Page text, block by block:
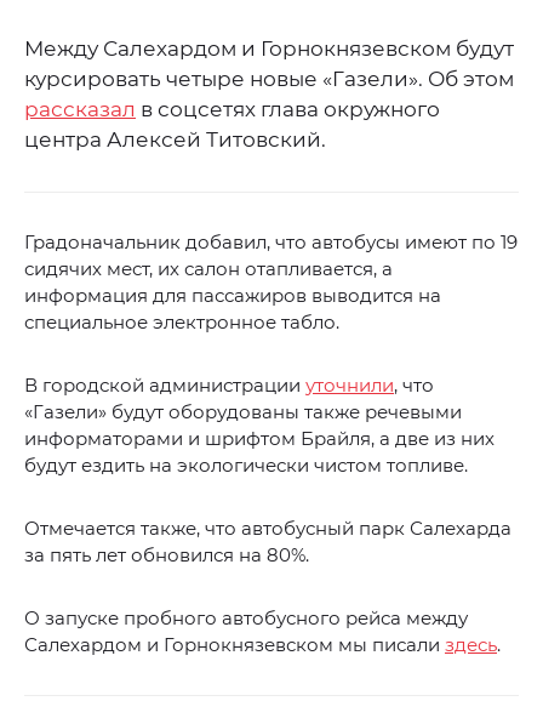
Между Салехардом и Горнокнязевском будут
курсировать четыре новые «Газели». Об этом
рассказал в соцсетях глава окружного
центра Алексей Титовский.
Градоначальник добавил, что автобусы имеют по 19
сидячих мест, их салон отапливается, а
информация для пассажиров выводится на
специальное электронное табло.
В городской администрации уточнили, что
«Газели» будут оборудованы также речевыми
информаторами и шрифтом Брайля, а две из них
будут ездить на экологически чистом топливе.
Отмечается также, что автобусный парк Салехарда
за пять лет обновился на 80%.
О запуске пробного автобусного рейса между
Салехардом и Горнокнязевском мы писали здесь.